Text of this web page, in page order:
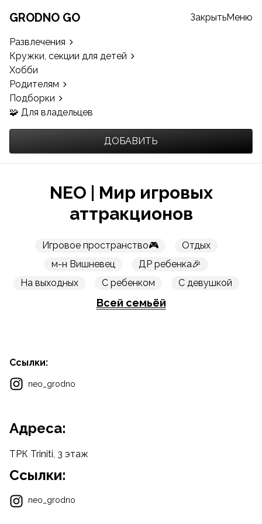
GRODNO GO
Развлечения
Кружки, секции для детей
Хобби
Родителям
Подборки
🧩 Для владельцев
ДОБАВИТЬ
ЗакрытьМеню
NEO | Мир игровых
аттракционов
Игровое пространство🎮
Отдых
м-н Вишневец
ДР ребенка🎉
На выходных
С ребенком С девушкой
Всей семьёй
Ссылки:
neo_grodno
Адреса:
ТРК Triniti, 3 этаж
Ссылки:
neo_grodno